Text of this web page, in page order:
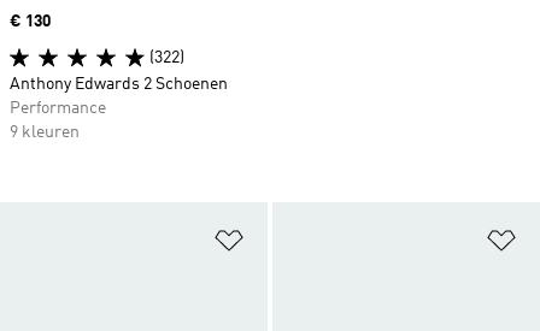
Price
€ 130
(322)
Anthony Edwards 2 Schoenen
Performance
9 kleuren